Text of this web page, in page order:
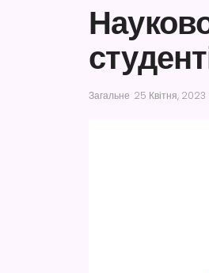
Загальне 25 Квітня, 2023